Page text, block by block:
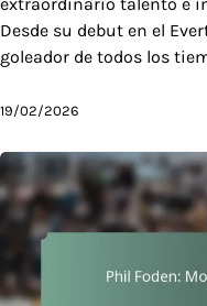
Desde su debut en el
goleador de todos los
19/02/2026